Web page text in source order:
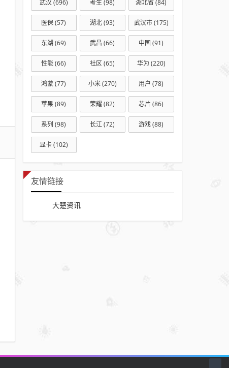
武汉 (696) 考生 (98) 湖北省 (84)
医保(57) 湖北(93) 武汉市(175)
东湖 (69) 武昌 (66) 中国 (91)
性能(66) 社区 (65) 华为 (220)
鸿蒙(77) 小米(270) 用户 (78)
苹果(89) 荣耀(82) 芯片 (86)
系列 (98) 长江(72) 游戏(88)
显卡(102)
友情链接
大楚资讯